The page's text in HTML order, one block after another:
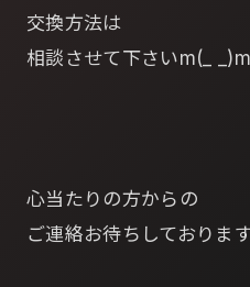
交換方法は
相談させて下さいm(_ _)m
心当たりの方からの
ご連絡お待ちしております